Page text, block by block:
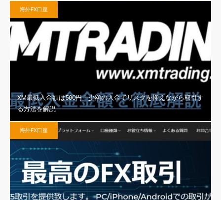
海外FX口座
XM最低入金額は500円！少額の入金でリスクを抑えながら取引す
る方法を解説
海外FX口座